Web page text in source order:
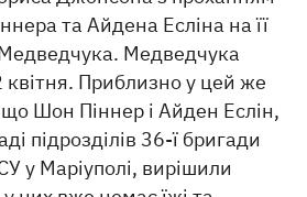
та Айдена Есліна на її
Медведчука. Медведчука
Приблизно у цей же
Шон Піннер і Айден Еслін,
підрозділів 36-ї бригади
у Маріуполі, вирішили